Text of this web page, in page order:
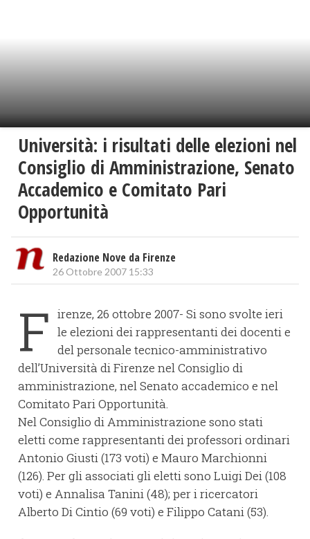
Università: i risultati delle elezioni nel
Consiglio di Amministrazione, Senato
Accademico e Comitato Pari
Opportunità
Redazione Nove da Firenze
26 Ottobre 2007 15:33
F irenze, 26 ottobre 2007- Si sono svolte ieri
le elezioni dei rappresentanti dei docenti e
del personale tecnico-amministrativo
dell’Università di Firenze nel Consiglio di
amministrazione, nel Senato accademico e nel
Comitato Pari Opportunità.
Nel Consiglio di Amministrazione sono stati
eletti come rappresentanti dei professori ordinari
Antonio Giusti (173 voti) e Mauro Marchionni
(126). Per gli associati gli eletti sono Luigi Dei (108
voti) e Annalisa Tanini (48); per i ricercatori
Alberto Di Cintio (69 voti) e Filippo Catani (53).